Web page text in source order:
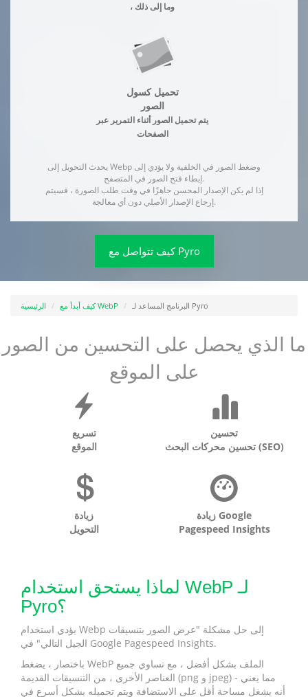
، وما إلى ذلك
تحميل كسول
الصور
يتم تحميل الصور أثناء التمرير عبر
الصفحات
يحدث التحويل إلى Webp وضغط الصور في الخلفية ولا يؤدي إلى
إبطاء فتح الصور في المتصفح.
إذا لم يكن الإصدار المحسن جاهزًا في وقت طلب الصورة ، فسيتم
إرجاع الإصدار الأصلي دون أي معالجة.
كيف تتواصل مع Pyro
الرئيسية كيف أبدأ مع WebP البرنامج المساعد لـ Pyro
ما الذي يحصل على التحسين من الصور
على الموقع
تسريع
الموقع
تحسين
تحسين محركات البحث (SEO)
زيادة
التحويل
زيادة Google
Pagespeed Insights
لماذا يستحق استخدام WebP لـ
Pyro؟
يؤدي استخدام Webp إلى حل مشكلة "عرض الصور بتنسيقات
الجيل التالي" في Google Pagespeed Insights.
باختصار ، يضغط WebP الملف بشكل أفضل ، مع تساوي جميع
العناصر الأخرى ، من التنسيقات القديمة (png و jpeg) - مما يعني
أنه يشغل مساحة أقل على الاستضافة ويتم تحميله بشكل أسرع في